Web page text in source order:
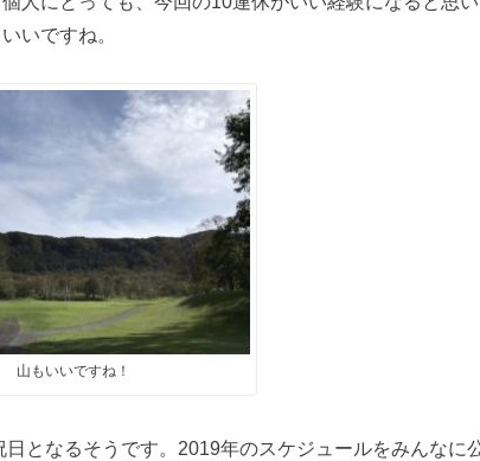
いですね。
山もいいですね！
となるそうです。2019年のスケジュールをみんなに